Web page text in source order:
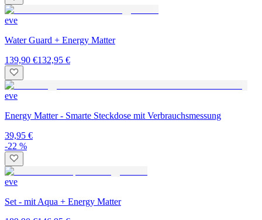
eve
Water Guard + Energy Matter
139,90 €132,95 €
eve
Energy Matter - Smarte Steckdose mit Verbrauchsmessung
39,95 €
-22 %
eve
Set - mit Aqua + Energy Matter